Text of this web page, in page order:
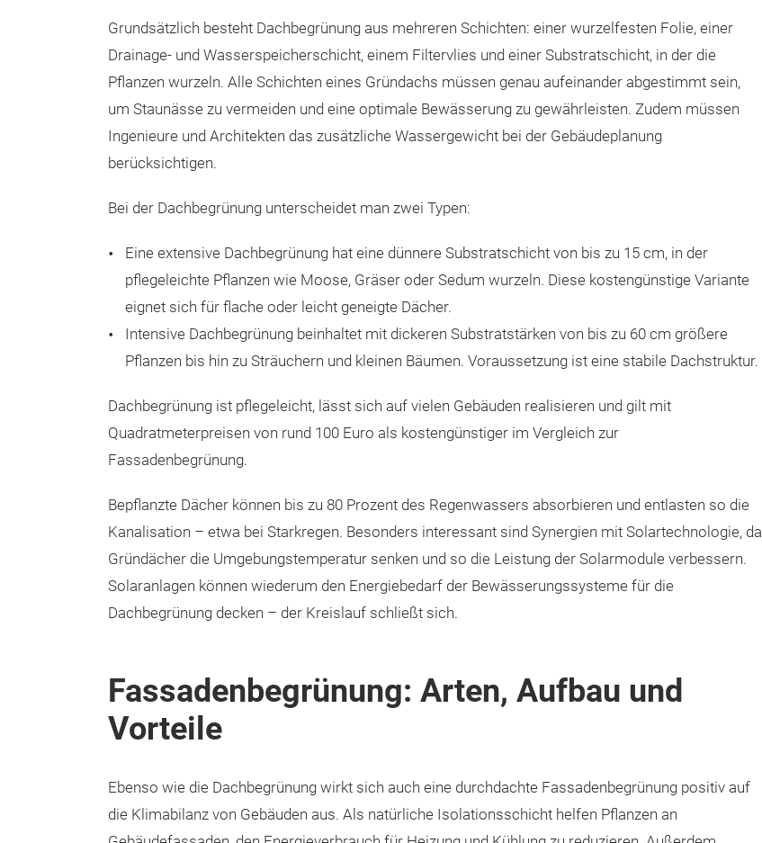
Grundsätzlich besteht Dachbegrünung aus mehreren Schichten: einer wurzelfesten Folie, einer
Drainage- und Wasserspeicherschicht, einem Filtervlies und einer Substratschicht, in der die
Pflanzen wurzeln. Alle Schichten eines Gründachs müssen genau aufeinander abgestimmt sein,
um Staunässe zu vermeiden und eine optimale Bewässerung zu gewährleisten. Zudem müssen
Ingenieure und Architekten das zusätzliche Wassergewicht bei der Gebäudeplanung
berücksichtigen.
Bei der Dachbegrünung unterscheidet man zwei Typen:
Eine extensive Dachbegrünung hat eine dünnere Substratschicht von bis zu 15 cm, in der
pflegeleichte Pflanzen wie Moose, Gräser oder Sedum wurzeln. Diese kostengünstige Variante
eignet sich für flache oder leicht geneigte Dächer.
Intensive Dachbegrünung beinhaltet mit dickeren Substratstärken von bis zu 60 cm größere
Pflanzen bis hin zu Sträuchern und kleinen Bäumen. Voraussetzung ist eine stabile Dachstruktur.
Dachbegrünung ist pflegeleicht, lässt sich auf vielen Gebäuden realisieren und gilt mit
Quadratmeterpreisen von rund 100 Euro als kostengünstiger im Vergleich zur
Fassadenbegrünung.
Bepflanzte Dächer können bis zu 80 Prozent des Regenwassers absorbieren und entlasten so die
Kanalisation – etwa bei Starkregen. Besonders interessant sind Synergien mit Solartechnologie, da
Gründächer die Umgebungstemperatur senken und so die Leistung der Solarmodule verbessern.
Solaranlagen können wiederum den Energiebedarf der Bewässerungssysteme für die
Dachbegrünung decken – der Kreislauf schließt sich.
Fassadenbegrünung: Arten, Aufbau und
Vorteile
Ebenso wie die Dachbegrünung wirkt sich auch eine durchdachte Fassadenbegrünung positiv auf
die Klimabilanz von Gebäuden aus. Als natürliche Isolationsschicht helfen Pflanzen an